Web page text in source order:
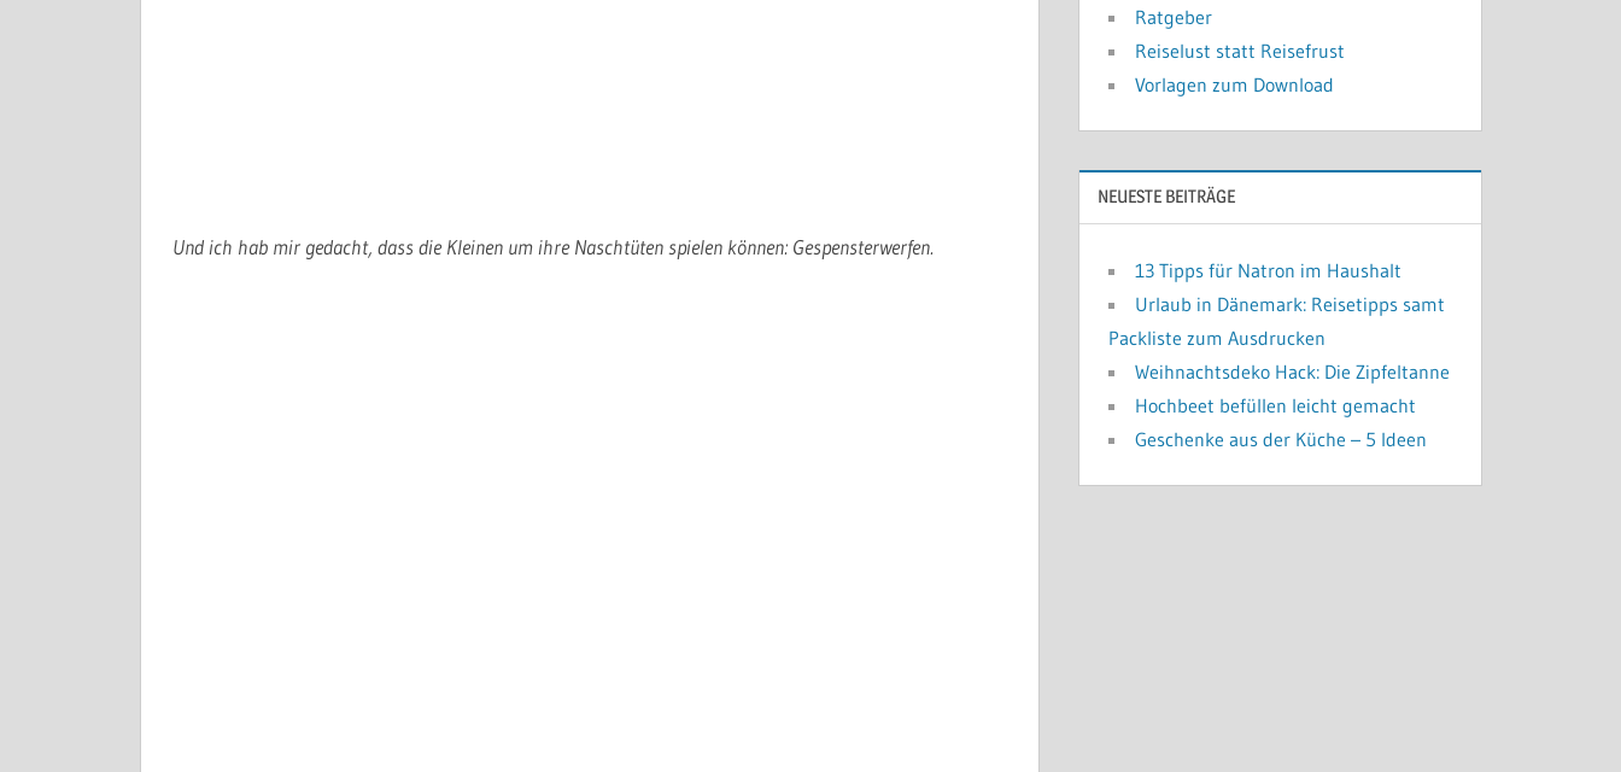
Und ich hab mir gedacht, dass die Kleinen um ihre Naschtüten spielen können: Gespensterwerfen.
Ratgeber
Reiselust statt Reisefrust
Vorlagen zum Download
NEUESTE BEITRÄGE
13 Tipps für Natron im Haushalt
Urlaub in Dänemark: Reisetipps samt
Packliste zum Ausdrucken
Weihnachtsdeko Hack: Die Zipfeltanne
Hochbeet befüllen leicht gemacht
Geschenke aus der Küche – 5 Ideen